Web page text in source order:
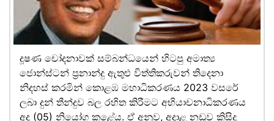
දූෂණ චෝදනාවක් සම්බන්ධයෙන් හිටපු අමාත්‍ය
ජොන්ස්ටන් ප්‍රනාන්දු ඇතුළු විත්තිකරුවන් තිදෙනා
නිදහස් කරමින් කොළඹ මහාධිකරණය 2023 වසරේ
ලබා දුන් තීන්දුව බල රහිත කිරීමට අභියාචනාධිකරණය
අද (05) නියෝග කළේය. ඒ අනුව, අදාළ නඩුව කිසිදු